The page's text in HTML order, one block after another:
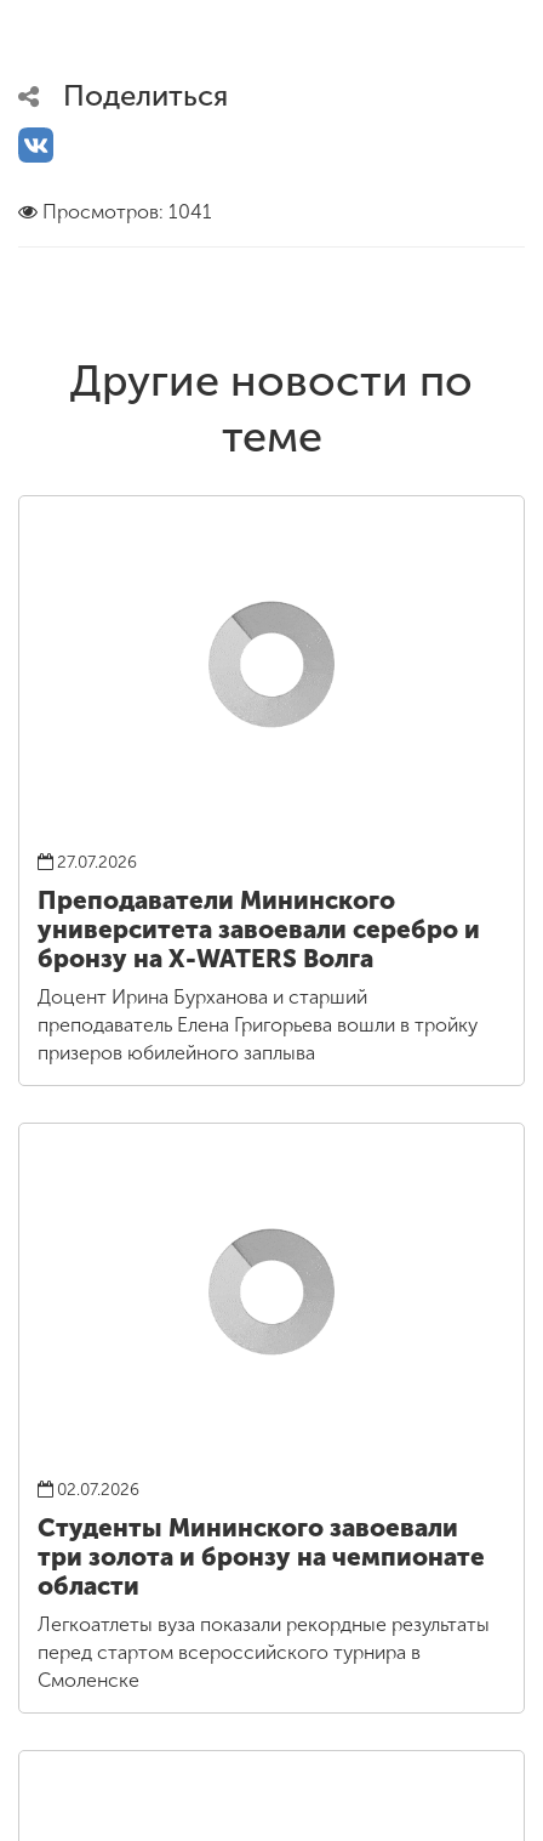
Поделиться
Просмотров: 1041
Другие новости по
теме
27.07.2026
Преподаватели Мининского
университета завоевали серебро и
бронзу на X-WATERS Волга
Доцент Ирина Бурханова и старший
преподаватель Елена Григорьева вошли в тройку
призеров юбилейного заплыва
02.07.2026
Студенты Мининского завоевали
три золота и бронзу на чемпионате
области
Легкоатлеты вуза показали рекордные результаты
перед стартом всероссийского турнира в
Смоленске